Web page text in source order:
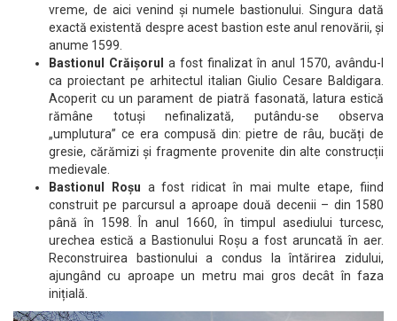
vreme, de aici venind și numele bastionului. Singura dată
exactă existentă despre acest bastion este anul renovării, și
anume 1599.
Bastionul Crăișorul
a fost finalizat în anul 1570, avându-l
ca proiectant pe arhitectul italian Giulio Cesare Baldigara.
Acoperit cu un parament de piatră fasonată, latura estică
rămâne totuși nefinalizată, putându-se observa
„umplutura” ce era compusă din: pietre de râu, bucăți de
gresie, cărămizi și fragmente provenite din alte construcții
medievale.
Bastionul Roșu a fost ridicat în mai multe etape, fiind
construit pe parcursul a aproape două decenii – din 1580
până în 1598. În anul 1660, în timpul asediului turcesc,
urechea estică a Bastionului Roșu a fost aruncată în aer.
Reconstruirea bastionului a condus la întărirea zidului,
ajungând cu aproape un metru mai gros decât în faza
inițială.